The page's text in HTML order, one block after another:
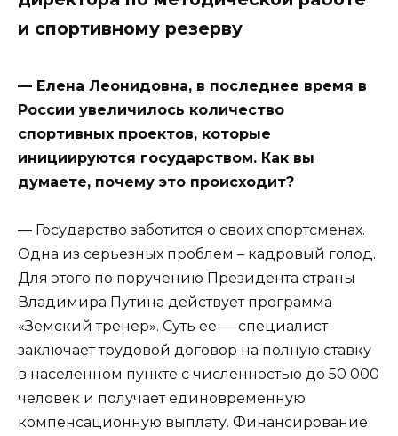
и спортивному резерву
— Елена Леонидовна, в последнее время в
России увеличилось количество
спортивных проектов, которые
инициируются государством. Как вы
думаете, почему это происходит?
— Государство заботится о своих спортсменах.
Одна из серьезных проблем – кадровый голод.
Для этого по поручению Президента страны
Владимира Путина действует программа
«Земский тренер». Суть ее — специалист
заключает трудовой договор на полную ставку
в населенном пункте с численностью до 50 000
человек и получает единовременную
компенсационную выплату. Финансирование